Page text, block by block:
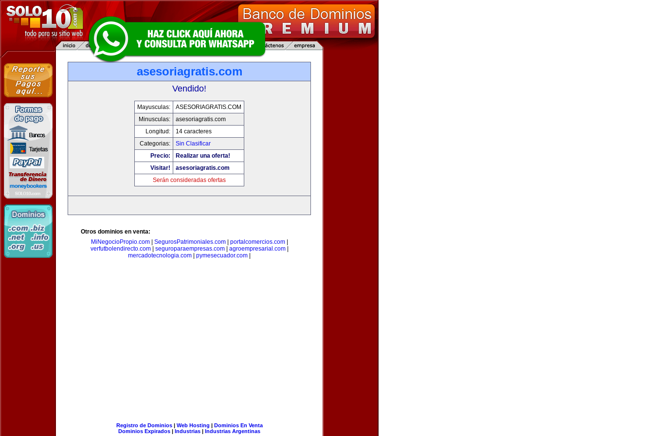
asesoriagratis.com
Vendido!
Mayusculas:
ASESORIAGRATIS.COM
Minusculas:
asesoriagratis.com
Longitud:
14 caracteres
Categorias:
Sin Clasificar
Precio:
Realizar una oferta!
Visitar!
asesoriagratis.com
Serán consideradas ofertas
Otros dominios en venta:
MiNegocioPropio.com| SegurosPatrimoniales.com| portalcomercios.com|
verfutbolendirecto.com| seguroparaempresas.com| agroempresarial.com|
mercadotecnologia.com
pymesecuador.com
Registro de Dominios| Web Hosting | Dominios En Venta
Dominios Expirados | Industrias | Industrias Argentinas